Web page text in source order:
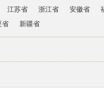
江苏省 浙江省 安徽省
省 新疆省